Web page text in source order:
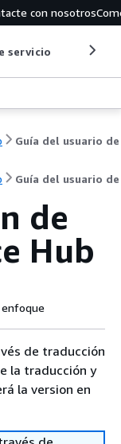
con nosotros
servicio
Guía del usuario de
Guía del usuario de
de
Hub
de traducción
la traducción y
la version en